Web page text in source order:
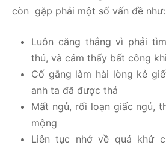
còn gặp phải một số vấn đề như:
Luôn căng thẳng vì phải
thủ, và cảm thấy bất công
Cố gắng làm hài lòng kẻ
anh ta đã được thả
Mất ngủ, rối loạn giấc ngủ,
mộng
Liên tục nhớ về quá khứ